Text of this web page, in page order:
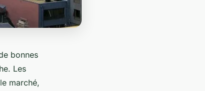
bonnes
Les
marché,